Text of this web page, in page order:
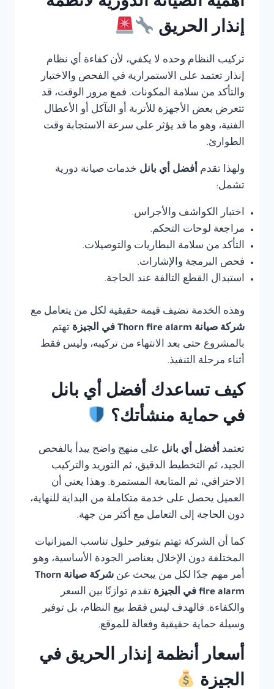
أهمية الصيانة الدورية لأنظمة
إنذار الحريق
تركيب النظام وحده لا يكفي، لأن كفاءة أي نظام
إنذار تعتمد على الاستمرارية في الفحص والاختبار
والتأكد من سلامة المكونات. فمع مرور الوقت، قد
تتعرض بعض الأجهزة للأتربة أو التآكل أو الأعطال
الفنية، وهو ما قد يؤثر على سرعة الاستجابة وقت
الطوارئ.
ولهذا تقدم أفضل أي بانل خدمات صيانة دورية
تشمل:
اختبار الكواشف والأجراس.
مراجعة لوحات التحكم.
التأكد من سلامة البطاريات والتوصيلات.
فحص البرمجة والإشارات.
استبدال القطع التالفة عند الحاجة.
وهذه الخدمة تضيف قيمة حقيقية لكل من يتعامل مع
شركة صيانة Thorn fire alarm في الجيزة
تهتم
بالمشروع حتى بعد الانتهاء من تركيبه، وليس فقط
أثناء مرحلة التنفيذ.
كيف تساعدك أفضل أي بانل
في حماية منشأتك؟
تعتمد أفضل أي بانل على منهج واضح يبدأ بالفحص
الجيد، ثم التخطيط الدقيق، ثم التوريد والتركيب
الاحترافي، ثم المتابعة المستمرة. وهذا يعني أن
العميل يحصل على خدمة متكاملة من البداية للنهاية،
دون الحاجة إلى التعامل مع أكثر من جهة.
كما أن الشركة تهتم بتوفير حلول تناسب الميزانيات
المختلفة دون الإخلال بعناصر الجودة الأساسية، وهو
أمر مهم جدًا لكل من يبحث عن
شركة صيانة Thorn
fire alarm في الجيزة
تقدم توازنًا بين السعر
والكفاءة. فالهدف ليس فقط بيع النظام، بل توفير
وسيلة حماية حقيقية وفعالة للموقع.
أسعار أنظمة إنذار الحريق في
الجيزة